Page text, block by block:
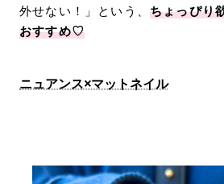
外せない！」という、 ちょっぴり
おすすめ♡
ニュアンス×マットネイル